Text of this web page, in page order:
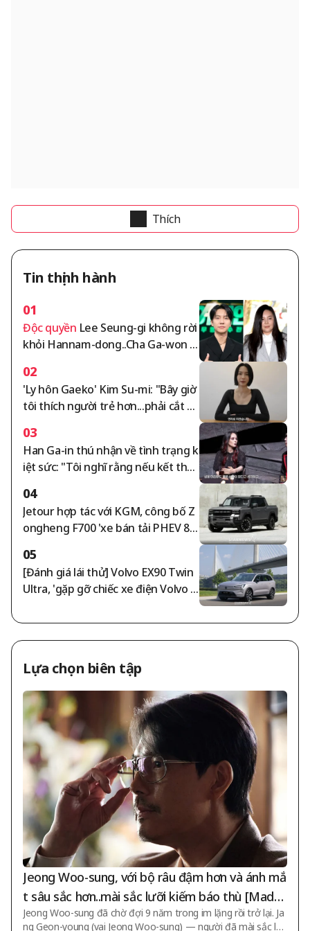
Thích
Tin thịnh hành
01
Độc quyền Lee Seung-gi không rời
khỏi Hannam-dong..Cha Ga-won tr
leo thang [tổng hợp]
02
'Ly hôn Gaeko' Kim Su-mi: "Bây giờ
tôi thích người trẻ hơn...phải cắt đ
ô lễ" [Su-mi's Tea]
03
Han Ga-in thú nhận về tình trạng k
iệt sức: "Tôi nghĩ rằng nếu kết thúc
hông sao" [Phụ nữ tự do]
04
Jetour hợp tác với KGM, công bố Z
ongheng F700 'xe bán tải PHEV 89
05
[Đánh giá lái thử] Volvo EX90 Twin
Ultra, 'gặp gỡ chiếc xe điện Volvo t
Lựa chọn biên tập
Jeong Woo-sung, với bộ râu đậm hơn và ánh mắ
t sâu sắc hơn..mài sắc lưỡi kiếm báo thù [Made i
n Korea Season 2]
Jeong Woo-sung đã chờ đợi 9 năm trong im lặng rồi trở lại. Ja
ng Geon-young (vai Jeong Woo-sung) — người đã mài sắc lư